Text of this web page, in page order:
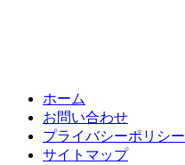
ホーム
お問い合わせ
プライバシーポリシー
サイトマップ